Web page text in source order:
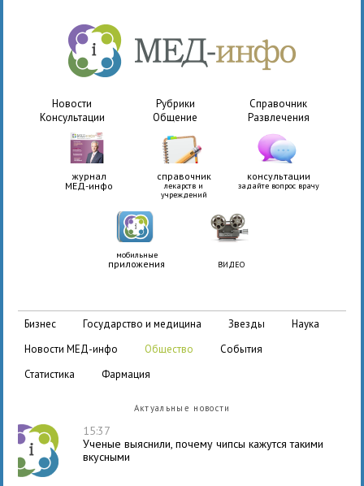
Новости Рубрики
Справочник
Консультации
Общение Развлечения
журнал
МЕД-инфо
справочник
лекарств и
учреждений
консультации
задайте вопрос врачу
мобильные
приложения ВИДЕО
бизнес государство и медицина звезды
наука
новости МЕД-инфо
общество
события
статистика
фармация
Актуальные новости
15:37
Ученые выяснили, почему чипсы кажутся такими
вкусными